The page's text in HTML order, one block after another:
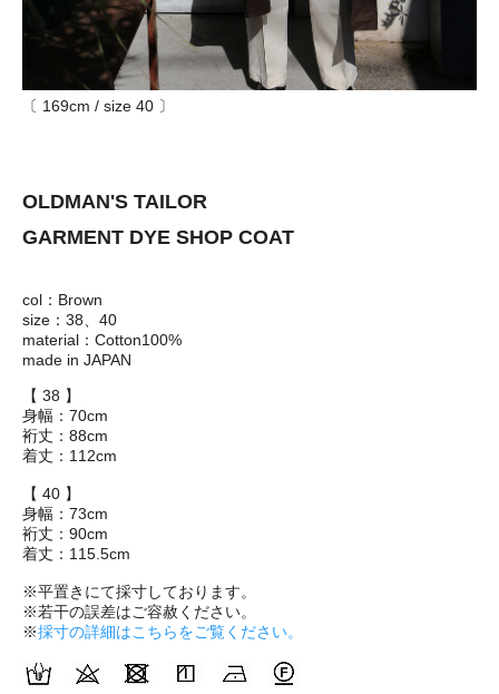
〔 169cm / size 40 〕
OLDMAN'S TAILOR
GARMENT DYE SHOP COAT
col：Brown
size：38、40
material：Cotton100%
made in JAPAN
【 38 】
身幅：70cm
裄丈：88cm
着丈：112cm
【 40 】
身幅：73cm
裄丈：90cm
着丈：115.5cm
※平置きにて採寸しております。
※若干の誤差はご容赦ください。
※採寸の詳細はこちらをご覧ください。